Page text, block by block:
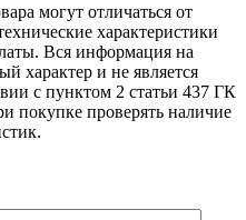
могут отличаться от
характеристики
Вся информация на
характер и не является
с пунктом 2 статьи 437 ГК
покупке проверять наличие